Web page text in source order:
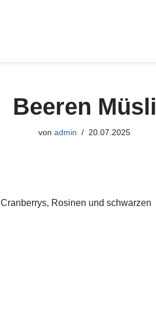
Beeren Müsli
von admin 20.07.2025
Rosinen und schwarzen